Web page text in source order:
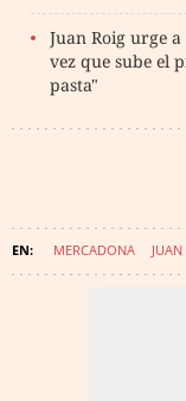
Juan Roig urge
vez que sube el
pasta"
MERCADONA